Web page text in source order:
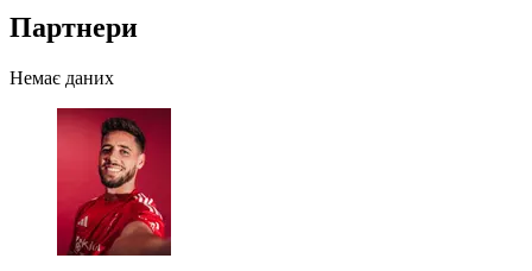
Партнери
Немає даних